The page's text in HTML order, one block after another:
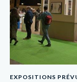
EXPOSITIONS